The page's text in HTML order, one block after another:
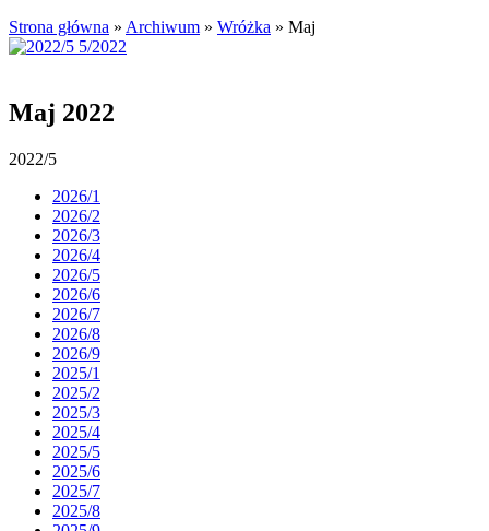
Strona główna » Archiwum » Wróżka » Maj
Maj 2022
2022/5
2026/1
2026/2
2026/3
2026/4
2026/5
2026/6
2026/7
2026/8
2026/9
2025/1
2025/2
2025/3
2025/4
2025/5
2025/6
2025/7
2025/8